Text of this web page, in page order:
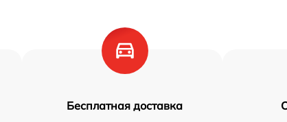
Бесплатная доставка